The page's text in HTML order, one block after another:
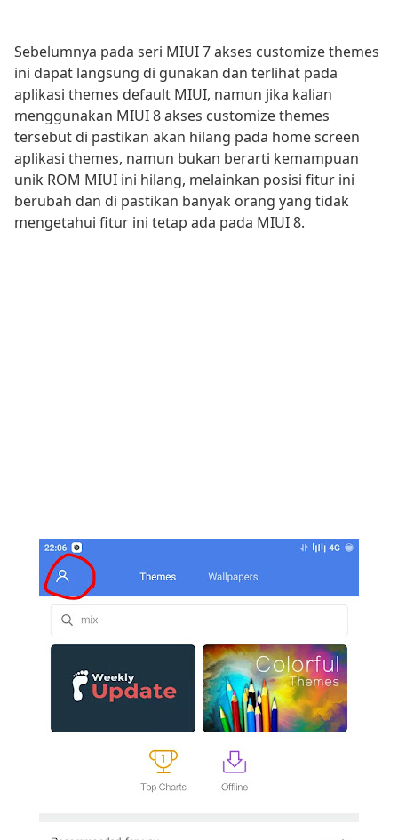
Sebelumnya pada seri MIUI 7 akses customize themes
ini dapat langsung di gunakan dan terlihat pada
aplikasi themes default MIUI, namun jika kalian
menggunakan MIUI 8 akses customize themes
tersebut di pastikan akan hilang pada home screen
aplikasi themes, namun bukan berarti kemampuan
unik ROM MIUI ini hilang, melainkan posisi fitur ini
berubah dan di pastikan banyak orang yang tidak
mengetahui fitur ini tetap ada pada MIUI 8.